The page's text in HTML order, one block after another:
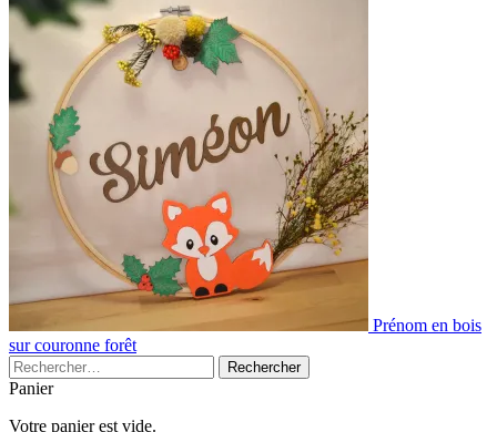
Prénom en bois
sur couronne forêt
Rechercher :
Panier
Votre panier est vide.